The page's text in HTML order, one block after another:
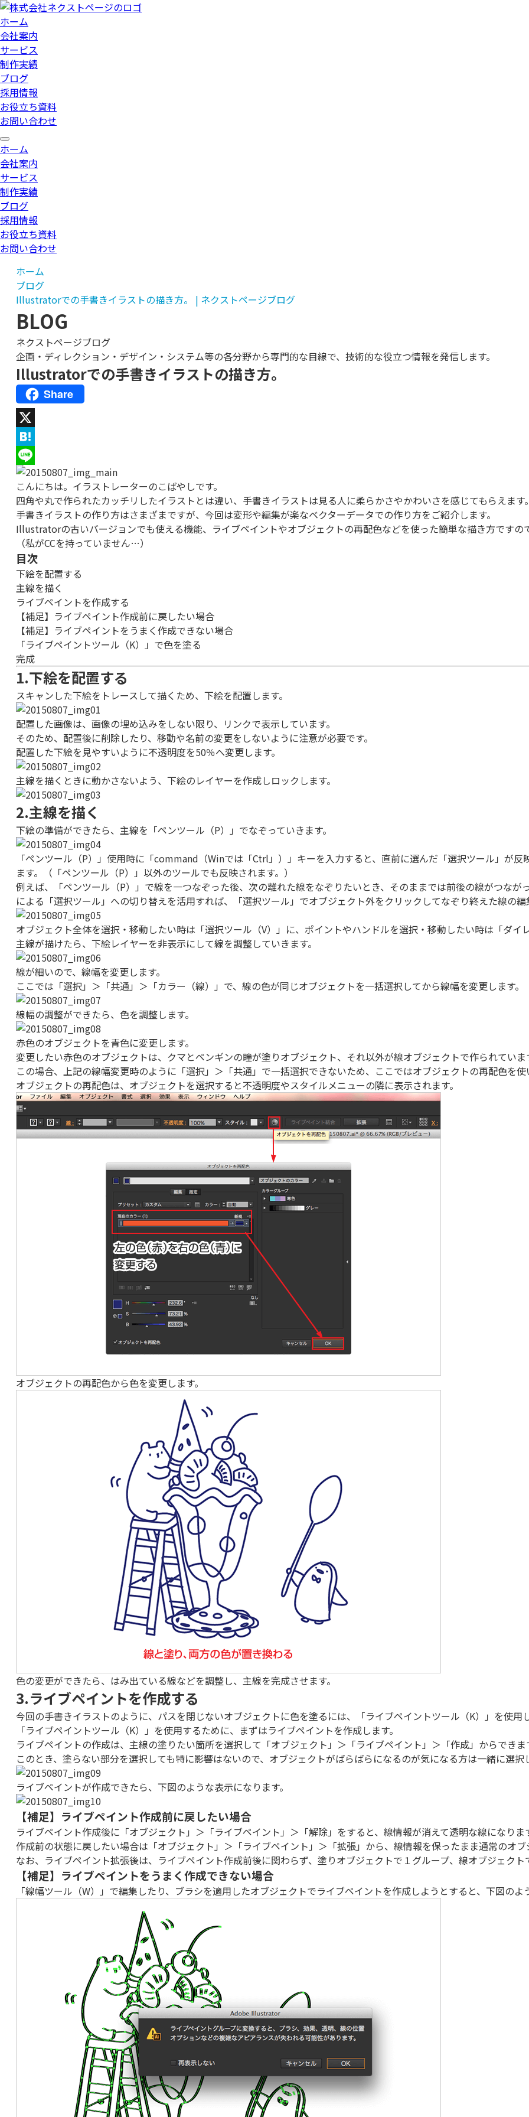
ホーム
会社案内
サービス
制作実績
ブログ
採用情報
お役立ち資料
お問い合わせ
ホーム
会社案内
サービス
制作実績
ブログ
採用情報
お役立ち資料
お問い合わせ
ホーム
ブログ
Illustratorでの手書きイラストの描き方。 | ネクストページブログ
BLOG
ネクストページブログ
企画・ディレクション・デザイン・システム等の各分野から専門的な目線で、技術的な役立つ情報を発信します。
Illustratorでの手書きイラストの描き方。
Share
X
Hatena
Line
こんにちは。イラストレーターのこばやしです。
四角や丸で作られたカッチリしたイラストとは違い、手書きイラストは見る人に柔らかさやかわいさを感じてもらえます
手書きイラストの作り方はさまざまですが、今回は変形や編集が楽なベクターデータでの作り方をご紹介します。
Illustratorの古いバージョンでも使える機能、ライブペイントやオブジェクトの再配色などを使った簡単な描き方ですの
（私がCCを持っていません…）
目次
下絵を配置する
主線を描く
ライブペイントを作成する
【補足】ライブペイント作成前に戻したい場合
【補足】ライブペイントをうまく作成できない場合
「ライブペイントツール（K）」で色を塗る
完成
1.下絵を配置する
スキャンした下絵をトレースして描くため、下絵を配置します。
配置した画像は、画像の埋め込みをしない限り、リンクで表示しています。
そのため、配置後に削除したり、移動や名前の変更をしないように注意が必要です。
配置した下絵を見やすいように不透明度を50％へ変更します。
主線を描くときに動かさないよう、下絵のレイヤーを作成しロックします。
2.主線を描く
下絵の準備ができたら、主線を「ペンツール（P）」でなぞっていきます。
「ペンツール（P）」使用時に「command（Winでは「Ctrl」）」キーを入力すると、直前に選んだ「選択ツール」が
ます。（「ペンツール（P）」以外のツールでも反映されます。）
例えば、「ペンツール（P）」で線を一つなぞった後、次の離れた線をなぞりたいとき、そのままでは前後の線がつな
による「選択ツール」への切り替えを活用すれば、「選択ツール」でオブジェクト外をクリックしてなぞり終えた線の
オブジェクト全体を選択・移動したい時は「選択ツール（V）」に、ポイントやハンドルを選択・移動したい時は「ダイ
主線が描けたら、下絵レイヤーを非表示にして線を調整していきます。
線が細いので、線幅を変更します。
ここでは「選択」＞「共通」＞「カラー（線）」で、線の色が同じオブジェクトを一括選択してから線幅を変更します。
線幅の調整ができたら、色を調整します。
赤色のオブジェクトを青色に変更します。
変更したい赤色のオブジェクトは、クマとペンギンの瞳が塗りオブジェクト、それ以外が線オブジェクトで作られていま
この場合、上記の線幅変更時のように「選択」＞「共通」で一括選択できないため、ここではオブジェクトの再配色を使
オブジェクトの再配色は、オブジェクトを選択すると不透明度やスタイルメニューの隣に表示されます。
オブジェクトの再配色から色を変更します。
色の変更ができたら、はみ出ている線などを調整し、主線を完成させます。
3.ライブペイントを作成する
今回の手書きイラストのように、パスを閉じないオブジェクトに色を塗るには、「ライブペイントツール（K）」を使用
「ライブペイントツール（K）」を使用するために、まずはライブペイントを作成します。
ライブペイントの作成は、主線の塗りたい箇所を選択して「オブジェクト」＞「ライブペイント」＞「作成」からできま
このとき、塗らない部分を選択しても特に影響はないので、オブジェクトがばらばらになるのが気になる方は一緒に選択
ライブペイントが作成できたら、下図のような表示になります。
【補足】ライブペイント作成前に戻したい場合
ライブペイント作成後に「オブジェクト」＞「ライブペイント」＞「解除」をすると、線情報が消えて透明な線になりま
作成前の状態に戻したい場合は「オブジェクト」＞「ライブペイント」＞「拡張」から、線情報を保ったまま通常のオ
なお、ライブペイント拡張後は、ライブペイント作成前後に関わらず、塗りオブジェクトで１グループ、線オブジェク
【補足】ライブペイントをうまく作成できない場合
「線幅ツール（W）」で編集したり、ブラシを適用したオブジェクトでライブペイントを作成しようとすると、下図の